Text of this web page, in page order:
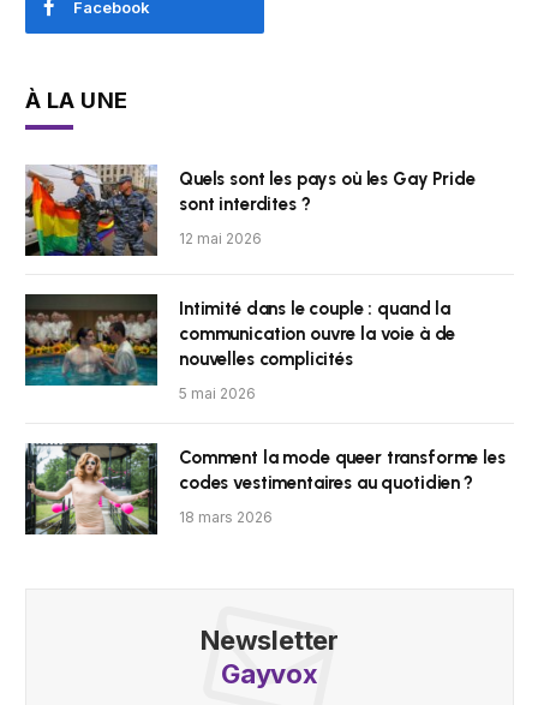
Facebook
À LA UNE
Quels sont les pays où les Gay Pride
sont interdites ?
12 mai 2026
Intimité dans le couple : quand la
communication ouvre la voie à de
nouvelles complicités
5 mai 2026
Comment la mode queer transforme les
codes vestimentaires au quotidien ?
18 mars 2026
Newsletter
Gayvox